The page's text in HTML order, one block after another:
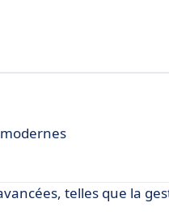
telles que la